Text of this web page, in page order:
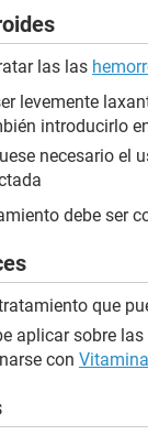
las las
levemente
introducirlo
necesario el
debe ser
que
aplicar sobre
con